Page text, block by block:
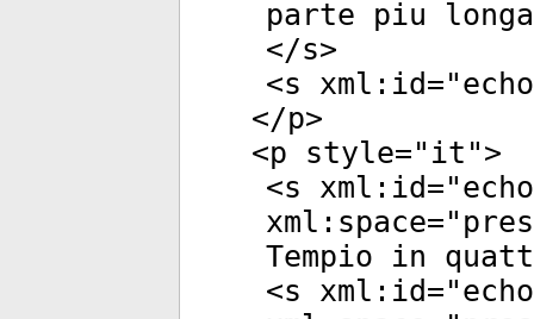
parte piu
</s>
<s xml:id="
</p>
<p style=" it ">
<s xml:id="
xml:space="
Tempio in
<s xml:id="